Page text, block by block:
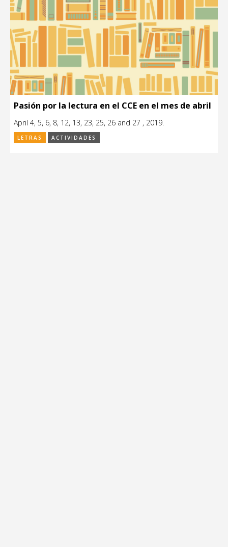
Pasión por la lectura en el CCE en el mes de abril
April 4, 5, 6, 8, 12, 13, 23, 25, 26 and 27 , 2019.
LETRAS ACTIVIDADES